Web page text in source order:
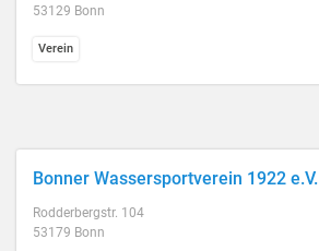
53129 Bonn
Verein
Bonner Wassersportverein 1922 e.V.
Rodderbergstr. 104
53179 Bonn